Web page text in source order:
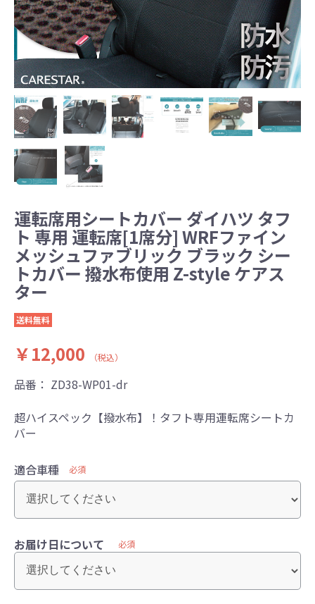
運転席用シートカバー ダイハツ タフ
ト 専用 運転席[1席分] WRFファイン
メッシュファブリック ブラック シー
トカバー 撥水布使用 Z-style ケアス
ター
送料無料
￥12,000 （税込）
品番： ZD38-WP01-dr
超ハイスペック【撥水布】！タフト専用運転席シートカ
バー
適合車種 必須
お届け日について 必須